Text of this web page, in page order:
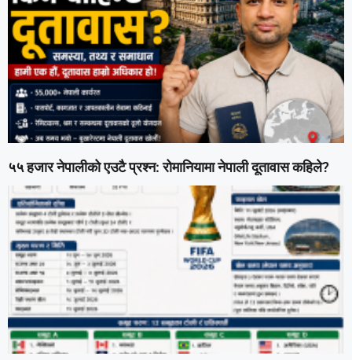
५५ हजार नेपालीको एउटै प्रश्न: रोमानियामा नेपाली दूतावास कहिले?